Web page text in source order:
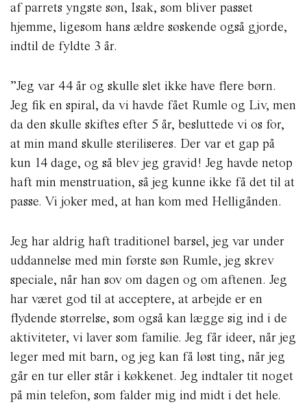
af parrets yngste søn, Isak, som bliver passet
hjemme, ligesom hans ældre søskende også gjorde,
indtil de fyldte 3 år.
”Jeg var 44 år og skulle slet ikke have flere børn.
Jeg fik en spiral, da vi havde fået Rumle og Liv, men
da den skulle skiftes efter 5 år, besluttede vi os for,
at min mand skulle steriliseres. Der var et gap på
kun 14 dage, og så blev jeg gravid! Jeg havde netop
haft min menstruation, så jeg kunne ikke få det til at
passe. Vi joker med, at han kom med Helligånden.
Jeg har aldrig haft traditionel barsel, jeg var under
uddannelse med min første søn Rumle, jeg skrev
speciale, når han sov om dagen og om aftenen. Jeg
har været god til at acceptere, at arbejde er en
flydende størrelse, som også kan lægge sig ind i de
aktiviteter, vi laver som familie. Jeg får ideer, når jeg
leger med mit barn, og jeg kan få løst ting, når jeg
går en tur eller står i køkkenet. Jeg indtaler tit noget
på min telefon, som falder mig ind midt i det hele.